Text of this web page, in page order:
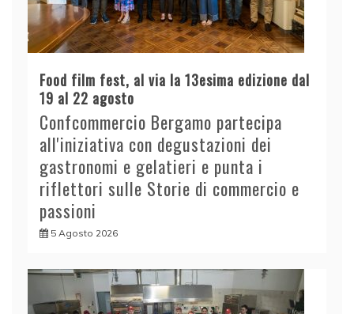
Food film fest, al via la 13esima edizione dal
19 al 22 agosto
Confcommercio Bergamo partecipa
all'iniziativa con degustazioni dei
gastronomi e gelatieri e punta i
riflettori sulle Storie di commercio e
passioni
5 Agosto 2026